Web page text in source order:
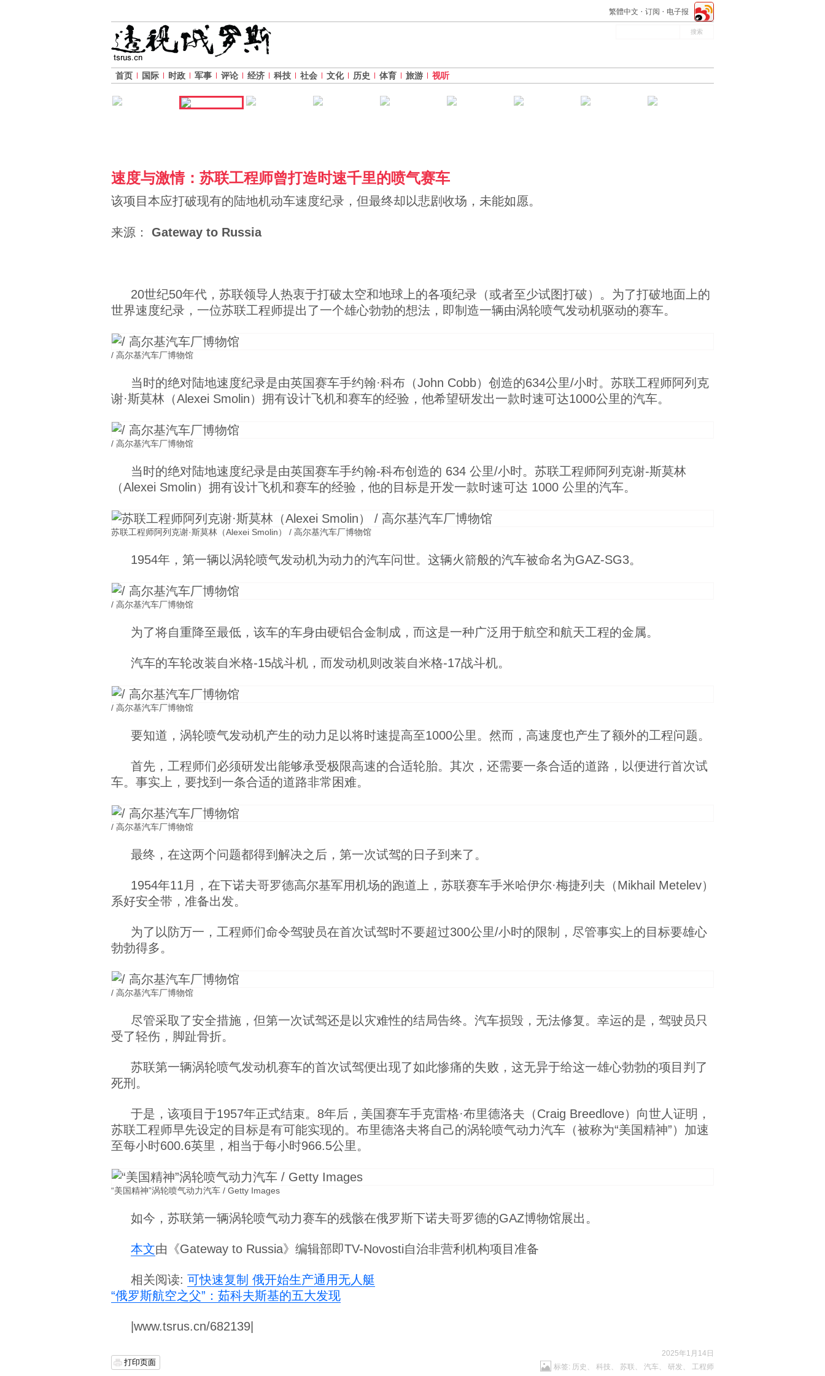
繁體中文 订阅 电子报
首页 国际 时政 军事 评论 经济 科技 社会 文化 历史 体育 旅游 视听
速度与激情：苏联工程师曾打造时速千里的喷气赛车
该项目本应打破现有的陆地机动车速度纪录，但最终却以悲剧收场，未能如愿。
来源： Gateway to Russia
20世纪50年代，苏联领导人热衷于打破太空和地球上的各项纪录（或者至少试图打破）。为了打破地面上的
世界速度纪录，一位苏联工程师提出了一个雄心勃勃的想法，即制造一辆由涡轮喷气发动机驱动的赛车。
/ 高尔基汽车厂博物馆
当时的绝对陆地速度纪录是由英国赛车手约翰·科布（John Cobb）创造的634公里/小时。苏联工程师阿列克
谢·斯莫林（Alexei Smolin）拥有设计飞机和赛车的经验，他希望研发出一款时速可达1000公里的汽车。
/ 高尔基汽车厂博物馆
当时的绝对陆地速度纪录是由英国赛车手约翰-科布创造的 634 公里/小时。苏联工程师阿列克谢-斯莫林
（Alexei Smolin）拥有设计飞机和赛车的经验，他的目标是开发一款时速可达 1000 公里的汽车。
苏联工程师阿列克谢·斯莫林（Alexei Smolin） / 高尔基汽车厂博物馆
1954年，第一辆以涡轮喷气发动机为动力的汽车问世。这辆火箭般的汽车被命名为GAZ-SG3。
/ 高尔基汽车厂博物馆
为了将自重降至最低，该车的车身由硬铝合金制成，而这是一种广泛用于航空和航天工程的金属。
汽车的车轮改装自米格-15战斗机，而发动机则改装自米格-17战斗机。
/ 高尔基汽车厂博物馆
要知道，涡轮喷气发动机产生的动力足以将时速提高至1000公里。然而，高速度也产生了额外的工程问题。
首先，工程师们必须研发出能够承受极限高速的合适轮胎。其次，还需要一条合适的道路，以便进行首次试
车。事实上，要找到一条合适的道路非常困难。
/ 高尔基汽车厂博物馆
最终，在这两个问题都得到解决之后，第一次试驾的日子到来了。
1954年11月，在下诺夫哥罗德高尔基军用机场的跑道上，苏联赛车手米哈伊尔·梅捷列夫（Mikhail Metelev）
系好安全带，准备出发。
为了以防万一，工程师们命令驾驶员在首次试驾时不要超过300公里/小时的限制，尽管事实上的目标要雄心
勃勃得多。
/ 高尔基汽车厂博物馆
尽管采取了安全措施，但第一次试驾还是以灾难性的结局告终。汽车损毁，无法修复。幸运的是，驾驶员只
受了轻伤，脚趾骨折。
苏联第一辆涡轮喷气发动机赛车的首次试驾便出现了如此惨痛的失败，这无异于给这一雄心勃勃的项目判了
死刑。
于是，该项目于1957年正式结束。8年后，美国赛车手克雷格·布里德洛夫（Craig Breedlove）向世人证明，
苏联工程师早先设定的目标是有可能实现的。布里德洛夫将自己的涡轮喷气动力汽车（被称为“美国精神”）加速
至每小时600.6英里，相当于每小时966.5公里。
“美国精神”涡轮喷气动力汽车 / Getty Images
如今，苏联第一辆涡轮喷气动力赛车的残骸在俄罗斯下诺夫哥罗德的GAZ博物馆展出。
本文由《Gateway to Russia》编辑部即TV-Novosti自治非营利机构项目准备
相关阅读: 可快速复制 俄开始生产通用无人艇
“俄罗斯航空之父”：茹科夫斯基的五大发现
|www.tsrus.cn/682139|
打印页面
2025年1月14日
标签: 历史 、 科技 、 苏联 、 汽车、 研发 、 工程师